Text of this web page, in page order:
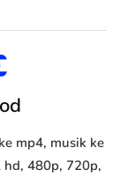
ke mp4, musik ke
480p, 720p,